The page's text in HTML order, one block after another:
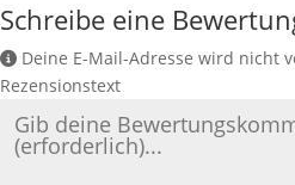
Schreibe eine
Deine E-Mail-Adresse wird nicht
Rezensionstext